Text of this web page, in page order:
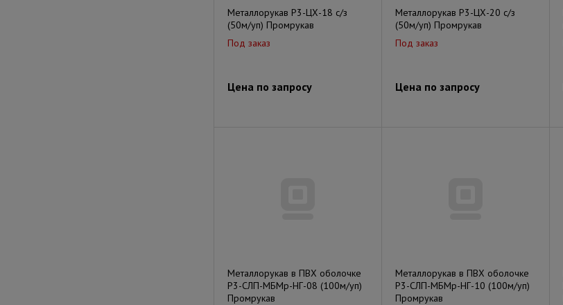
Металлорукав Р3-ЦХ-18 с/з
(50м/уп) Промрукав
Под заказ
Цена по запросу
Металлорукав Р3-ЦХ-20 с/з
(50м/уп) Промрукав
Под заказ
Цена по запросу
Металлорукав в ПВХ оболочке
Р3-СЛП-МБМр-НГ-08 (100м/уп)
Промрукав
Металлорукав в ПВХ оболочке
Р3-СЛП-МБМр-НГ-10 (100м/уп)
Промрукав